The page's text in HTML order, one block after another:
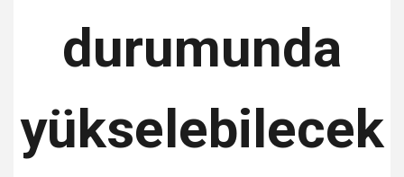
durumunda
yükselebilecek